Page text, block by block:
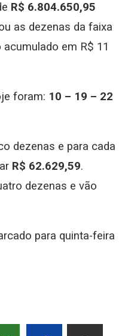
R$ 6.804.650,95
as dezenas da faixa
em R$ 11
foram: 10 – 19 – 22
dezenas e para cada
R$ 62.629,59.
dezenas e vão
para quinta-feira